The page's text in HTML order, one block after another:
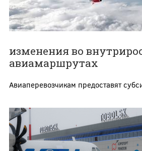
изменения во
авиамаршрутах
Авиаперевозчикам предоставят